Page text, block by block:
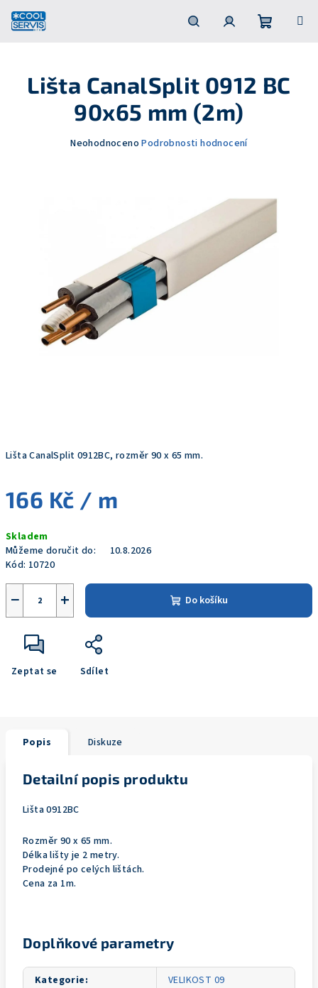
obsah
košík
Lišta CanalSplit 0912BC, rozměr 90 x 65 mm.
166 Kč / m
cena:
Skladem
Můžeme doručit do:
10.8.2026
Kód: 10720
+
− Do košíku
Zeptat se Sdílet
Lišta CanalSplit 0912 BC
90x65 mm (2m)
Průměrné
Neohodnoceno Podrobnosti hodnocení
Popis Diskuze
Detailní popis produktu
Lišta 0912BC
Rozměr 90 x 65 mm.
Délka lišty je 2 metry.
Prodejné po celých lištách.
Cena za 1m.
Doplňkové parametry
Kategorie:
VELIKOST 09